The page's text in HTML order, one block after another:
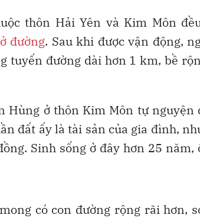
thôn Hải Yên và Kim Môn
đường. Sau khi được vận động,
tuyến đường dài hơn 1 km, bề
Hùng ở thôn Kim Môn tự nguyện
đất ấy là tài sản của gia đình,
Sinh sống ở đây hơn 25 năm,
có con đường rộng rãi hơn,